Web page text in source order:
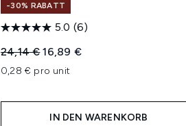
-30% RABATT
5.0 (6)
Unverbindliche Preisempfehlung:
24,14 €Aktueller Preis:
16,89 €
0,28 € pro unit
IN DEN WARENKORB